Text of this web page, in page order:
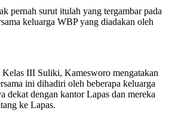
pernah surut itulah yang tergambar pada
keluarga WBP yang diadakan oleh
III Suliki, Kamesworo mengatakan
ini dihadiri oleh beberapa keluarga
dekat dengan kantor Lapas dan mereka
ke Lapas.